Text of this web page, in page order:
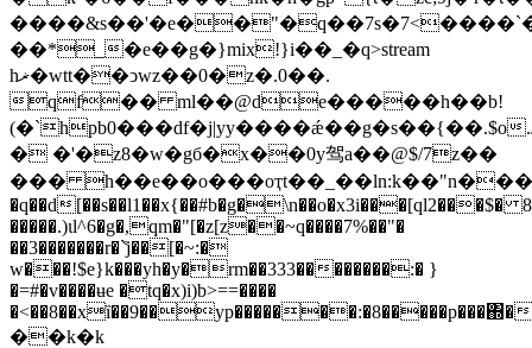
��*_�e��g�}mix!}i��_�q>stream
hޜ�wtt��ͻwz��0�z�.0��.
qf�� ml��@de�����h��b!
(�`hpb0���df�j|yy����ǽ��g�s��{��.$o
� �'�z8�w�gб�x��0y驾a��@$/7z��
���
�q��d
�����.)ɩl^6�g�,qm�"[�z[z��~q����7%��"�
��3�������r�`̊j��[�~:�
w���!$e}k���yh�y�rm��333��������:� }
�=#�v����ʉe �tq�x)i)b>==����
�<��8��xȉ��9
��k�k